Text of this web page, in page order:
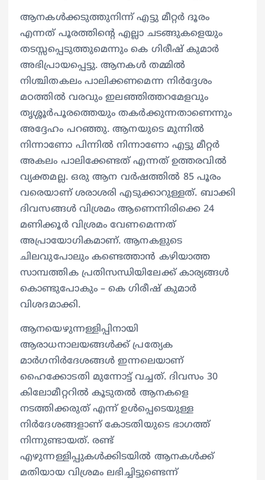
ആനകള്‍ക്കടുത്തുനിന്ന് എട്ടു മീറ്റര്‍ ദൂരം
എന്നത് പൂരത്തിന്റെ എല്ലാ ചടങ്ങുകളെയും
തടസ്സപ്പെടുത്തുമെന്നും കെ ഗിരീഷ് കുമാര്‍
അഭിപ്രായപ്പെട്ടു. ആനകള്‍ തമ്മില്‍
നിശ്ചിതകലം പാലിക്കണമെന്ന നിര്‍ദ്ദേശം
മഠത്തില്‍ വരവും ഇലഞ്ഞിത്തറമേളവും
തൃശ്ശൂര്‍പൂരത്തെയും തകര്‍ക്കുന്നതാണെന്നും
അദ്ദേഹം പറഞ്ഞു. ആനയുടെ മുന്നില്‍
നിന്നാണോ പിന്നില്‍ നിന്നാണോ എട്ടു മീറ്റര്‍
അകലം പാലിക്കേണ്ടത് എന്നത് ഉത്തരവില്‍
വ്യക്തമല്ല. ഒരു ആന വര്‍ഷത്തില്‍ 85 പൂരം
വരെയാണ് ശരാശരി എടുക്കാറുള്ളത്. ബാക്കി
ദിവസങ്ങള്‍ വിശ്രമം ആണെന്നിരിക്കെ 24
മണിക്കൂര്‍ വിശ്രമം വേണമെന്നത്
അപ്രായോഗികമാണ്. ആനകളുടെ
ചിലവുപോലും കണ്ടെത്താന്‍ കഴിയാത്ത
സാമ്പത്തിക പ്രതിസന്ധിയിലേക്ക് കാര്യങ്ങള്‍
കൊണ്ടുപോകും – കെ ഗിരീഷ് കുമാര്‍
വിശദമാക്കി.
ആനയെഴുന്നള്ളിപ്പിനായി
ആരാധനാലയങ്ങള്‍ക്ക് പ്രത്യേക
മാര്‍ഗനിര്‍ദേശങ്ങള്‍ ഇന്നലെയാണ്
ഹൈക്കോടതി മുന്നോട്ട് വച്ചത്. ദിവസം 30
കിലോമീറ്ററില്‍ കൂടുതല്‍ ആനകളെ
നടത്തിക്കരുത് എന്ന് ഉള്‍പ്പെടെയുള്ള
നിര്‍ദേശങ്ങളാണ് കോടതിയുടെ ഭാഗത്ത്
നിന്നുണ്ടായത്. രണ്ട്
എഴുന്നള്ളിപ്പുകള്‍ക്കിടയില്‍ ആനകള്‍ക്ക്
മതിയായ വിശ്രമം ലഭിച്ചിട്ടുണ്ടെന്ന്